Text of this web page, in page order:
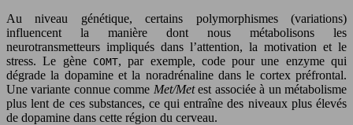
Au niveau génétique, certains polymorphismes (variations)
influencent la manière dont nous métabolisons les
neurotransmetteurs impliqués dans l’attention, la motivation et le
stress. Le gène COMT, par exemple, code pour une enzyme qui
dégrade la dopamine et la noradrénaline dans le cortex préfrontal.
Une variante connue comme Met/Metest associée à un métabolisme
plus lent de ces substances, ce qui entraîne des niveaux plus élevés
de dopamine dans cette région du cerveau.